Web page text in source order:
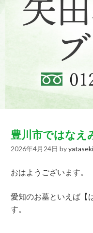
豊川市ではなえ
2026年4月24日 by
おはようございます。
愛知のお墓といえば【
す。